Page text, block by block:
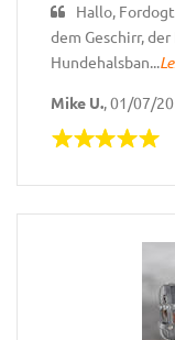
Hallo,
dem Geschirr,
Hundehalsban...
Mike U., 01/07/